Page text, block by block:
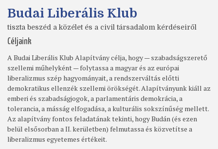
Budai Liberális Klub
tiszta beszéd a közélet és a civil társadalom kérdéseiről
Céljaink
A Budai Liberális Klub Alapítvány célja, hogy — szabadságszerető
szellemi műhelyként — folytassa a magyar és az európai
liberalizmus szép hagyományait, a rendszerváltás előtti
demokratikus ellenzék szellemi örökségét. Alapítványunk kiáll az
emberi és szabadságjogok, a parlamentáris demokrácia, a
tolerancia, a másság elfogadása, a kulturális sokszínűség mellett.
Az alapítvány fontos feladatának tekinti, hogy Budán (és ezen
belül elsősorban a II. kerületben) felmutassa és közvetítse a
liberalizmus egyetemes értékeit.